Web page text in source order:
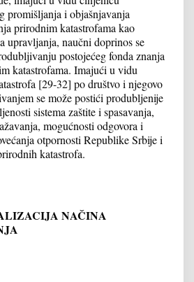
promišljanja i objašnjavanja
prirodnim katastrofama kao
upravljanja, naučni doprinos se
postojećeg fonda znanja
katastrofama. Imajući u vidu
[29-32] po društvo i njegovo
se može postići produbljenije
sistema zaštite i spasavanja,
mogućnosti odgovora i
otpornosti Republike Srbije i
katastrofa.
NAČINA